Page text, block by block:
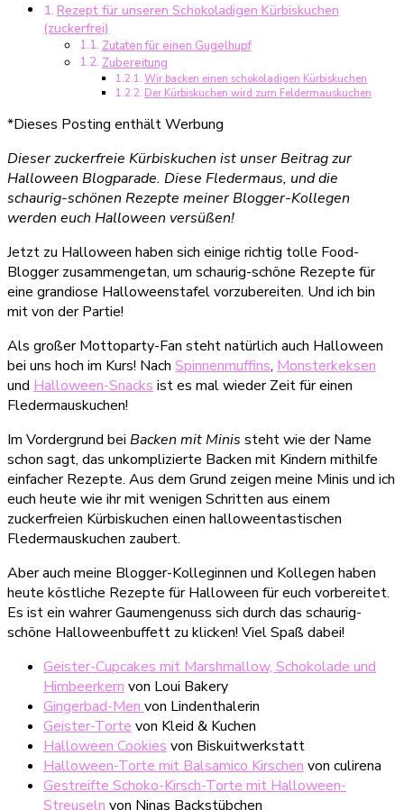
ist
los
Rezept für unseren Schokoladigen Kürbiskuchen
(zuckerfrei)
Zutaten für einen Gugelhupf
Zubereitung
Wir backen einen schokoladigen Kürbiskuchen
Der Kürbiskuchen wird zum Feldermauskuchen
*Dieses Posting enthält Werbung
Dieser zuckerfreie Kürbiskuchen ist unser Beitrag zur
Halloween Blogparade. Diese Fledermaus, und die
schaurig-schönen Rezepte meiner Blogger-Kollegen
werden euch Halloween versüßen!
Jetzt zu Halloween haben sich einige richtig tolle Food-
Blogger zusammengetan, um schaurig-schöne Rezepte für
eine grandiose Halloweenstafel vorzubereiten. Und ich bin
mit von der Partie!
Als großer Mottoparty-Fan steht natürlich auch Halloween
bei uns hoch im Kurs! Nach Spinnenmuffins, Monsterkeksen
und Halloween-Snacks ist es mal wieder Zeit für einen
Fledermauskuchen!
Im Vordergrund bei Backen mit Minis steht wie der Name
schon sagt, das unkomplizierte Backen mit Kindern mithilfe
einfacher Rezepte. Aus dem Grund zeigen meine Minis und ich
euch heute wie ihr mit wenigen Schritten aus einem
zuckerfreien Kürbiskuchen einen halloweentastischen
Fledermauskuchen zaubert.
Aber auch meine Blogger-Kolleginnen und Kollegen haben
heute köstliche Rezepte für Halloween für euch vorbereitet.
Es ist ein wahrer Gaumengenuss sich durch das schaurig-
schöne Halloweenbuffett zu klicken! Viel Spaß dabei!
Geister-Cupcakes mit Marshmallow, Schokolade und
Himbeerkern von Loui Bakery
Gingerbad-Men von Lindenthalerin
Geister-Torte von Kleid & Kuchen
Halloween Cookies von Biskuitwerkstatt
Halloween-Torte mit Balsamico Kirschen von culirena
Gestreifte Schoko-Kirsch-Torte mit Halloween-
Streuseln von Ninas Backstübchen